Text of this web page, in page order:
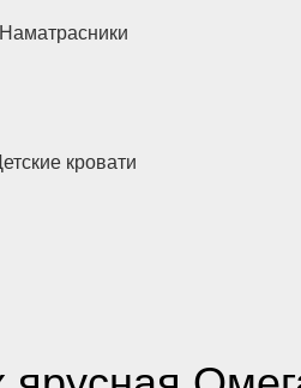
Наматрасники
кровати